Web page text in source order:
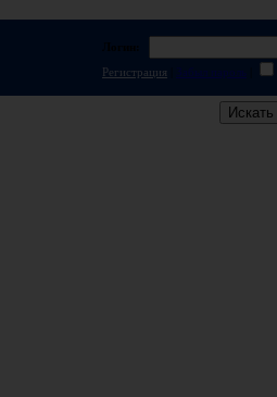
Регистрация
Забыл пароль